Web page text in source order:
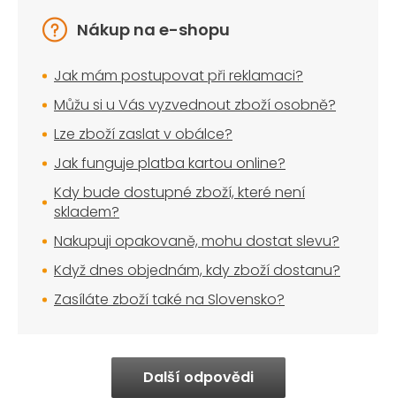
Nákup na e-shopu
Jak mám postupovat při reklamaci?
Můžu si u Vás vyzvednout zboží osobně?
Lze zboží zaslat v obálce?
Jak funguje platba kartou online?
Kdy bude dostupné zboží, které není
skladem?
Nakupuji opakovaně, mohu dostat slevu?
Když dnes objednám, kdy zboží dostanu?
Zasíláte zboží také na Slovensko?
Další odpovědi